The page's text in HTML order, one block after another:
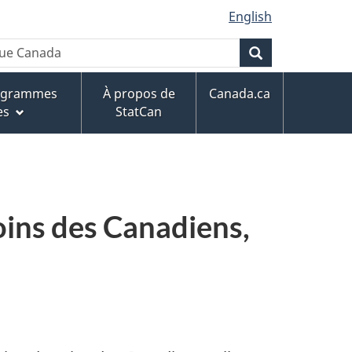
English
Canada
À propos de
StatCan
Canada.ca
des Canadiens,